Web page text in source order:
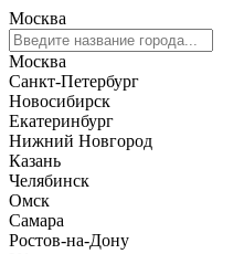
Москва
Москва
Санкт-Петербург
Новосибирск
Екатеринбург
Нижний Новгород
Казань
Челябинск
Омск
Самара
Ростов-на-Дону